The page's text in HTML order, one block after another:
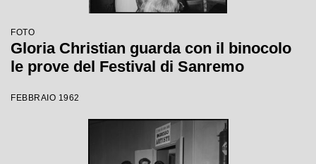
FOTO
Gloria Christian guarda con il binocolo
le prove del Festival di Sanremo
FEBBRAIO 1962